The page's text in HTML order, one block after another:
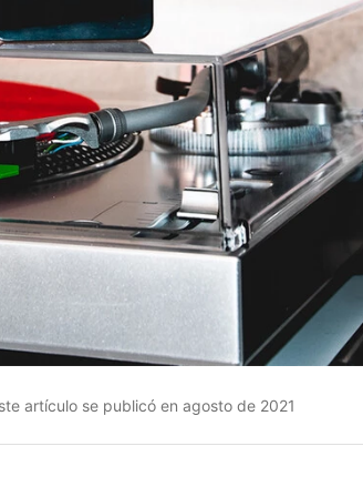
artículo se publicó en agosto de 2021